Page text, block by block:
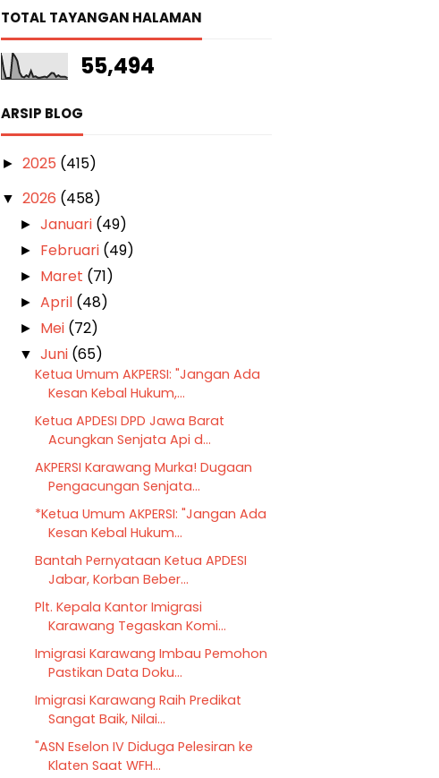
TOTAL TAYANGAN HALAMAN
55,494
ARSIP BLOG
►2025 (415)
▼2026 (458)
► Januari (49)
► Februari (49)
► Maret (71)
► April (48)
► Mei (72)
▼ Juni (65)
Ketua Umum AKPERSI: "Jangan Ada
Kesan Kebal Hukum,...
Ketua APDESI DPD Jawa Barat
Acungkan Senjata Api d...
AKPERSI Karawang Murka! Dugaan
Pengacungan Senjata...
*Ketua Umum AKPERSI: "Jangan Ada
Kesan Kebal Hukum...
Bantah Pernyataan Ketua APDESI
Jabar, Korban Beber...
Plt. Kepala Kantor Imigrasi
Karawang Tegaskan Komi...
Imigrasi Karawang Imbau Pemohon
Pastikan Data Doku...
Imigrasi Karawang Raih Predikat
Sangat Baik, Nilai...
"ASN Eselon IV Diduga Pelesiran ke
Klaten Saat WFH...